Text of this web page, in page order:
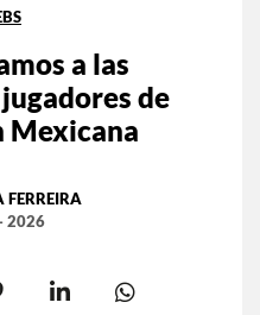
a las
de
Mexicana
FERREIRA
2026